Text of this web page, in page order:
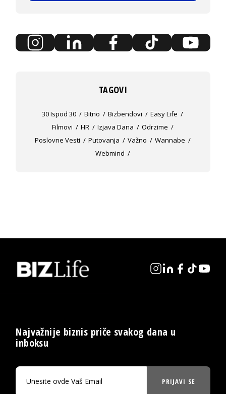
TAGOVI
30 Ispod 30 Bitno Bizbendovi
Easy Life
Filmovi
HR Izjava Dana
Odrzime
Poslovne Vesti
Putovanja Važno
Wannabe
Webmind
Najvažnije biznis priče svakog dana u
inboksu
PRIJAVI SE